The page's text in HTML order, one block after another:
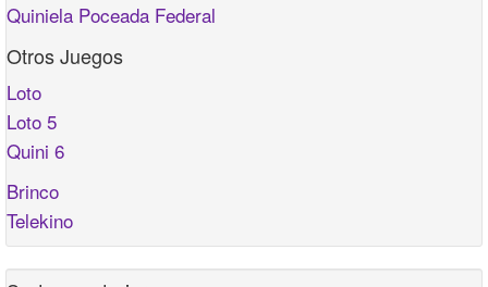
Quiniela Poceada Federal
Otros Juegos
Loto
Loto 5
Quini 6
Brinco
Telekino